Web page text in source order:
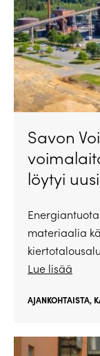
Savon
löytyi
materiaalia
Lue lisää
AJANKOHTAISTA,